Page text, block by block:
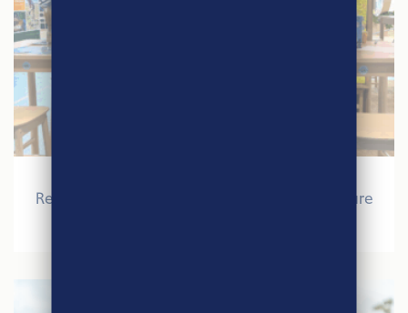
Retour sur le Salon International de l’Agriculture